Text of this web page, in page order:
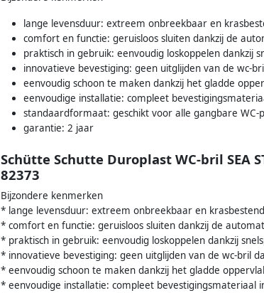
lange levensduur: extreem onbreekbaar en
comfort en functie: geruisloos sluiten dankzij de
praktisch in gebruik: eenvoudig loskoppelen dankzij
innovatieve bevestiging: geen uitglijden van de wc-
eenvoudig schoon te maken dankzij het gladde
eenvoudige installatie: compleet
standaardformaat: geschikt voor alle gangbare WC-
garantie: 2 jaar
Schütte Schutte Duroplast WC-bril SEA
82373
Bijzondere kenmerken
* lange levensduur: extreem onbreekbaar en
* comfort en functie: geruisloos sluiten dankzij de
* praktisch in gebruik: eenvoudig loskoppelen dankzij
* innovatieve bevestiging: geen uitglijden van de wc-bril
* eenvoudig schoon te maken dankzij het gladde
* eenvoudige installatie: compleet bevestigingsmateriaal